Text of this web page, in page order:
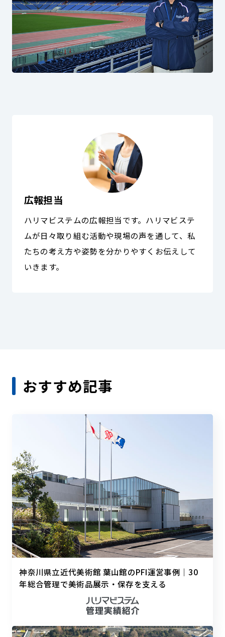
広報担当
ハリマビステムの広報担当です。ハリマビステ
ムが日々取り組む活動や現場の声を通して、私
たちの考え方や姿勢を分かりやすくお伝えして
いきます。
おすすめ記事
神奈川県立近代美術館 葉山館のPFI運営事例｜30
年総合管理で美術品展示・保存を支える